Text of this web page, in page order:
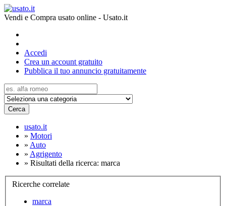
Vendi e Compra usato online - Usato.it
Accedi
Crea un account gratuito
Pubblica il tuo annuncio gratuitamente
Cerca
usato.it
» Motori
» Auto
» Agrigento
» Risultati della ricerca: marca
Ricerche correlate
marca